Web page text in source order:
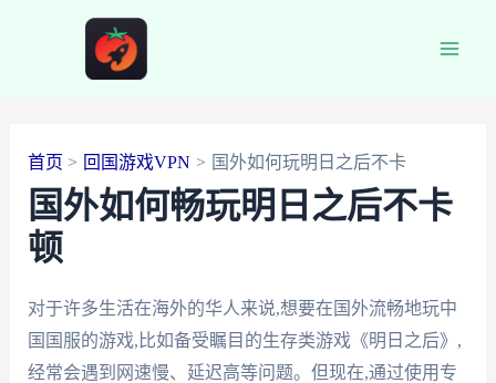
首页 回国游戏VPN 国外如何玩明日之后不卡
国外如何畅玩明日之后不卡
顿
对于许多生活在海外的华人来说,想要在国外流畅地玩中
国国服的游戏,比如备受瞩目的生存类游戏《明日之后》,
经常会遇到网速慢、延迟高等问题。但现在,通过使用专